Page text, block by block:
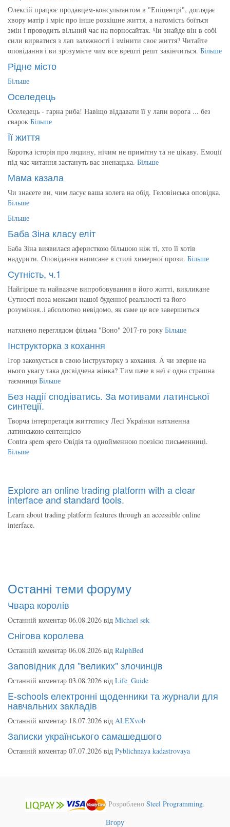
Олексій працює продавцем-консультантом в "Епіцентрі", доглядає
хвору матір і мріє про інше розкішне життя, а натомість боїться
змін і проводить вільний час на порносайтах. Чи знайде він в собі
сили вирватися з лап залежності і змінити своє життя? Читайте
оповідання і ви зрозумієте чим все врешті решт закінчиться. Більше
Рідне місто
Більше
Оселедець
Оселедець - гарна риба! Навіщо віддавати її у лапи ворога ... без
сварок Більше
Її життя
Коротка історія про людину, нічим не примітну та не цікаву. Емоції
під час читання застануть вас зненацька. Більше
Мама казала
Чи знаєете ви, чим ласує ваша колега на обід. Геловінська оповідка.
Більше
Більше
Баба Зіна класу еліт
Баба Зіна виявилася аферисткою більшою ніж ті, хто її хотів
надурити. Оповідання написане в стилі химерної прози. Більше
Сутність, ч.1
Найгірше та найважче випробовування в його житті, викликане
Сутності поза межами нашої буденної реальності та його
розуміння..і абсолютно невідомо, як саме це все завершиться
натхнено переглядом фільма "Воно" 2017-го року Більше
Інструкторка з кохання
Ігор закохується в свою інструкторку з кохання. А чи зверне на
нього увагу така досвідчена жінка? Тим паче в неї є одна страшна
таємниця Більше
Без надії сподіватись. За мотивами латинської
синтеції.
Творча інтерпретація життєпису Лесі Українки натхненна
латинською сентенцією
Contra spem spero Овідія та однойменною поезією письменниці.
Більше
Explore an online trading platform with a clear
interface and standard tools.
Learn about trading platform features through an accessible online
interface.
Останні теми форуму
Чвара королів
Останній коментар 06.08.2026 від Michael sek
Снігова королева
Останній коментар 06.08.2026 від RalphBed
Заповідник для "великих" злочинців
Останній коментар 03.08.2026 від Life_Guide
E-schools електронні щоденники та журнали для
навчальних закладів
Останній коментар 18.07.2026 від ALEXvob
Записки українського самашедшого
Останній коментар 07.07.2026 від Pyblichnaya kadastrovaya
Розроблено Steel Programming.
Вгору